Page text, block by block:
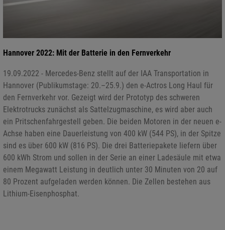
Hannover 2022: Mit der Batterie in den Fernverkehr
19.09.2022 - Mercedes-Benz stellt auf der IAA Transportation in
Hannover (Publikumstage: 20.–25.9.) den e-Actros Long Haul für
den Fernverkehr vor. Gezeigt wird der Prototyp des schweren
Elektrotrucks zunächst als Sattelzugmaschine, es wird aber auch
ein Pritschenfahrgestell geben. Die beiden Motoren in der neuen e-
Achse haben eine Dauerleistung von 400 kW (544 PS), in der Spitze
sind es über 600 kW (816 PS). Die drei Batteriepakete liefern über
600 kWh Strom und sollen in der Serie an einer Ladesäule mit etwa
einem Megawatt Leistung in deutlich unter 30 Minuten von 20 auf
80 Prozent aufgeladen werden können. Die Zellen bestehen aus
Lithium-Eisenphosphat.